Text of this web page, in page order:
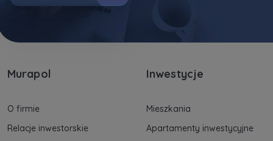
Murapol
O firmie
Relacje inwestorskie
Inwestycje
Mieszkania
Apartamenty inwestycyjne